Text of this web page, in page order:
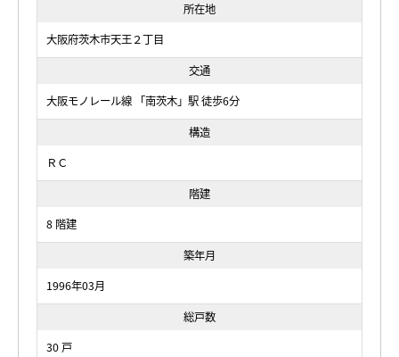
所在地
大阪府茨木市天王２丁目
交通
大阪モノレール線 「南茨木」駅 徒歩6分
構造
ＲＣ
階建
8 階建
築年月
1996年03月
総戸数
30 戸